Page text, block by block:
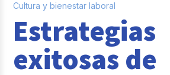
Transformación digital
Tendencias y data
Novedades
Cultura y bienestar laboral
Estrategias
exitosas de